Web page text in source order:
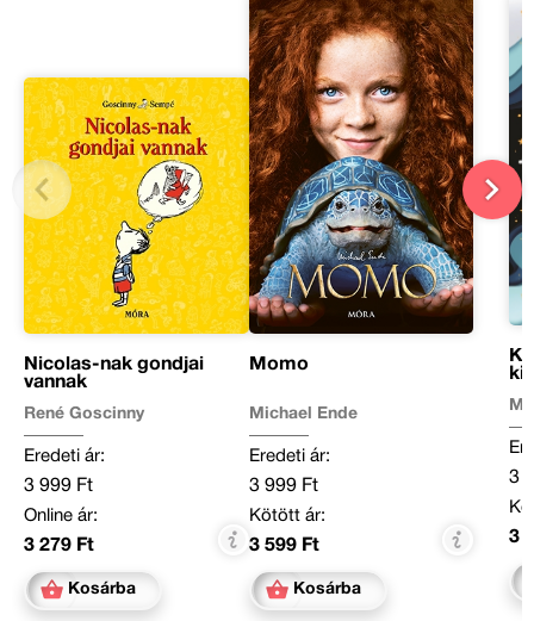
Nicolas-nak gondjai
vannak
René Goscinny
Eredeti ár:
3 999 Ft
Online ár:
3 279 Ft
Kosárba
Momo
Michael Ende
Eredeti ár:
3 999 Ft
Kötött ár:
3 599 Ft
Kosárba
3
3